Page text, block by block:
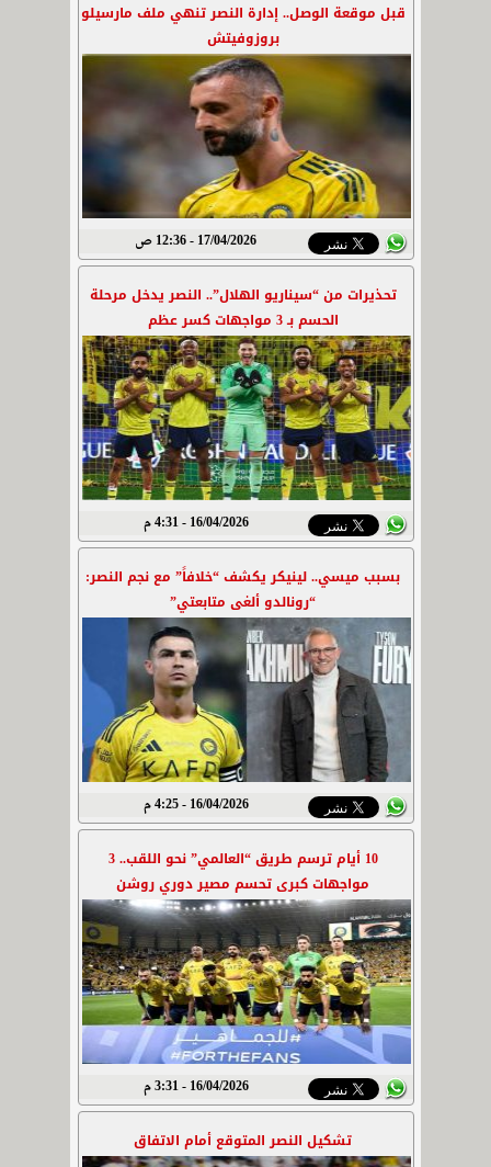
قبل موقعة الوصل.. إدارة النصر تنهي ملف مارسيلو
بروزوفيتش
17/04/2026 - 12:36 ص
تحذيرات من “سيناريو الهلال”.. النصر يدخل مرحلة
الحسم بـ 3 مواجهات كسر عظم
16/04/2026 - 4:31 م
بسبب ميسي.. لينيكر يكشف “خلافاً” مع نجم النصر:
“رونالدو ألغى متابعتي”
16/04/2026 - 4:25 م
10 أيام ترسم طريق “العالمي” نحو اللقب.. 3
مواجهات كبرى تحسم مصير دوري روشن
16/04/2026 - 3:31 م
تشكيل النصر المتوقع أمام الاتفاق